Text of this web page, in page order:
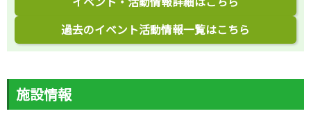
全国のイベント・活動情報
Green Ribbon Campaign
コーディネーター向けログイン
過去のイベント活動情報一覧はこちら
施設情報